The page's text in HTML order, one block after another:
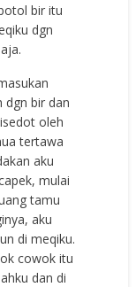
bir itu
dgn
dgn bir dan
oleh
tertawa
aku
mulai
tamu
aku
di meqiku.
cowok itu
dan di